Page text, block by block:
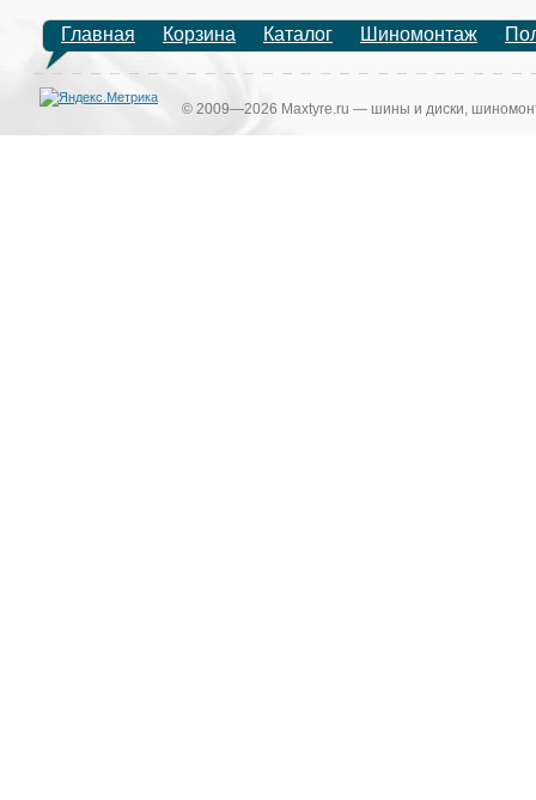
Главная Корзина Каталог Шиномонтаж
© 2009—2026 Maxtyre.ru — шины и диски,